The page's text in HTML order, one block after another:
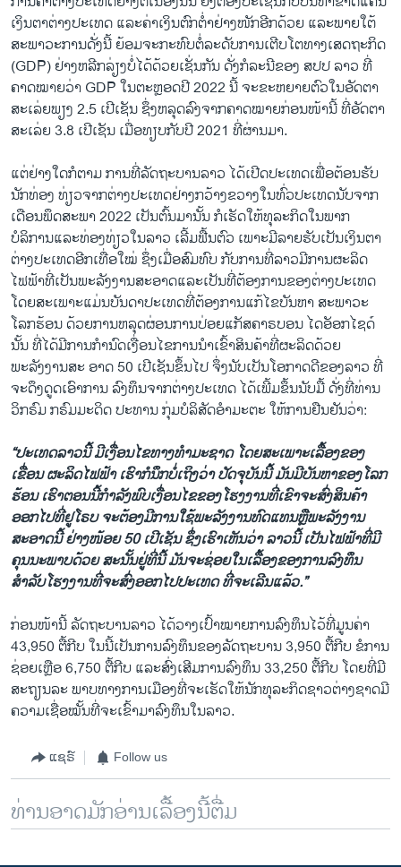
ເງິນຕາຕ່າງປະເທດ ແລະຄ່າເງິນຕົກຕ່ຳຢ່າງໜັກອີກດ້ວຍ ແລະພາຍໃຕ້
ສະພາວະການດັ່ງນີ້ ຍ້ອມຈະກະທົບຕໍ່ລະດັບການເຕີບໂຕທາງເສດຖະກິດ
(GDP) ຢ່າງຫລີກລ່ຽງບໍ່ໄດ້ດ້ວຍເຊັ່ນກັນ ດັ່ງກໍລະນີຂອງ ສປປ ລາວ ທີ່
ຄາດໝາຍວ່າ GDP ໃນຕະຫຼອດປີ 2022 ນີ້ ຈະຂະຫຍາຍຕົວໃນອັດຕາ
ສະເລ່ຍພຽງ 2.5 ເປີເຊັນ ຊຶ່ງຫລຸດລົງຈາກຄາດໝາຍກ່ອນໜ້ານີ້ ທີ່ອັດຕາ
ສະເລ່ຍ 3.8 ເປີເຊັນ ເມື່ອທຽບກັບປີ 2021 ທີ່ຜ່ານມາ.
ແຕ່ຢ່າງໃດກໍຕາມ ການທີ່ລັດຖະບານລາວ ໄດ້ເປີດປະເທດເພື່ອຕ້ອນຮັບ
ນັກທ່ອງ ທ່ຽວຈາກຕ່າງປະເທດຢ່າງກວ້າງຂວາງໃນທົ່ວປະເທດນັບຈາກ
ເດືອນພຶດສະພາ 2022 ເປັນຕົ້ນມານັ້ນ ກໍເຮັດໃຫ້ທຸລະກິດໃນພາກ
ບໍລິການແລະທ່ອງທ່ຽວໃນລາວ ເລີ້ມຟື້ນຕົວ ເພາະມີລາຍຮັບເປັນເງິນຕາ
ຕ່າງປະເທດອີກເທື່ອໃໝ່ ຊຶ່ງເມື່ອສົມທົບ ກັບການທີ່ລາວມີການຜະລິດ
ໄຟຟ້າທີ່ເປັນພະລັງງານສະອາດແລະເປັນທີ່ຕ້ອງການຂອງຕ່າງປະເທດ
ໂດຍສະເພາະແມ່ນບັນດາປະເທດທີ່ຕ້ອງການແກ້ໄຂບັນຫາ ສະພາວະ
ໂລກຮ້ອນ ດ້ວຍການຫລຸດຜ່ອນການປ່ອຍແກັສຄາຣບອນ ໄດອັອກໄຊດ໌
ນັ້ນ ທີ່ໄດ້ມີການກຳນົດເງື່ອນໄຂການນຳເຂົ້າສິນຄ້າທີ່ຜະລິດດ້ວຍ
ພະລັງງານສະ ອາດ 50 ເປີເຊັນຂຶ້ນໄປ ຈຶ່ງນັບເປັນໂອກາດດີຂອງລາວ ທີ່
ຈະດຶງດູດເອົາການ ລົງທຶນຈາກຕ່າງປະເທດ ໄດ້ເພີ້ມຂຶ້ນນັບມື້ ດັ່ງທີ່ທ່ານ
ວິກຣົມ ກຣົມມະດິດ ປະທານ ກຸ່ມບໍລິສັດອຳມະຕະ ໃຫ້ການຢືນຢັນວ່າ:
“ປະເທດລາວນີ້ ມີເງື່ອນໄຂທາງທຳມະຊາດ ໂດຍສະເພາະເລື້ອງຂອງ
ເຂື່ອນ ຜະລິດໄຟຟ້າ ເຮົາກໍນຶກບໍ່ເຖິງວ່າ ປັດຈຸບັນນີ້ ມັນມີບັນຫາຂອງໂລກ
ຮ້ອນ ເຮົາຕອນນີ້ກຳລັງພົບເງື່ອນໄຂຂອງໂຮງງານທີ່ເຂົາຈະສົ່ງສິນຄ້າ
ອອກໄປທີ່ຢູໂຣບ ຈະຕ້ອງມີການໃຊ້ພະລັງງານທົດແທນຫຼືພະລັງງານ
ສະອາດນີ້ ຢ່າງໜ້ອຍ 50 ເປີເຊັນ ຊຶ່ງເຮົາເຫັນວ່າ ລາວນີ້ ເປັນໄຟຟ້າທີ່ມີ
ຄຸນນະພາບດ້ວຍ ສະນັ້ນຢູ່ທີ່ນີ້ ມັນຈະຊ່ອຍໃນເລື້ອງຂອງການລົງທຶນ
ສຳລັບໂຮງງານທີ່ຈະສົ່ງອອກໄປປະເທດ ທີ່ຈະເລີນແລ້ວ.”
ກ່ອນໜ້ານີ້ ລັດຖະບານລາວ ໄດ້ວາງເປົ້າໝາຍການລົງທຶນໄວ້ທີ່ມູນຄ່າ
43,950 ຕື້ກີບ ໃນນີ້ເປັນການລົງທຶນຂອງລັດຖະບານ 3,950 ຕື້ກີບ ຂໍການ
ຊ່ອຍເຫຼືອ 6,750 ຕື້ກີບ ແລະສົ່ງເສີມການລົງທຶນ 33,250 ຕື້ກີບ ໂດຍທີ່ມີ
ສະຖຽນລະ ພາບທາງການເມືອງທີ່ຈະເຮັດໃຫ້ນັກທຸລະກິດຊາວຕ່າງຊາດມີ
ຄວາມເຊື່ອໝັ້ນທີ່ຈະເຂົ້າມາລົງທຶນໃນລາວ.
ແຊຣ໌ Follow us
ທ່ານອາດມັກອ່ານເລື້ອງນີ້ຕື່ມ